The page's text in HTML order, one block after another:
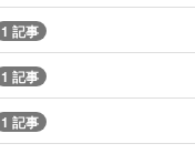
1 記事
1 記事
1 記事